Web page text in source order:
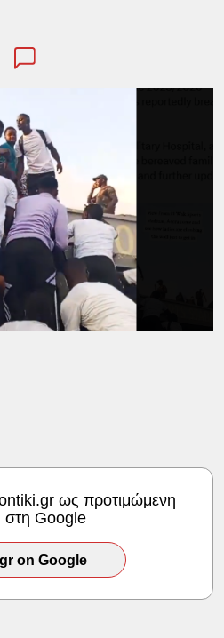
ως προτιμώμενη
στη Google
on Google